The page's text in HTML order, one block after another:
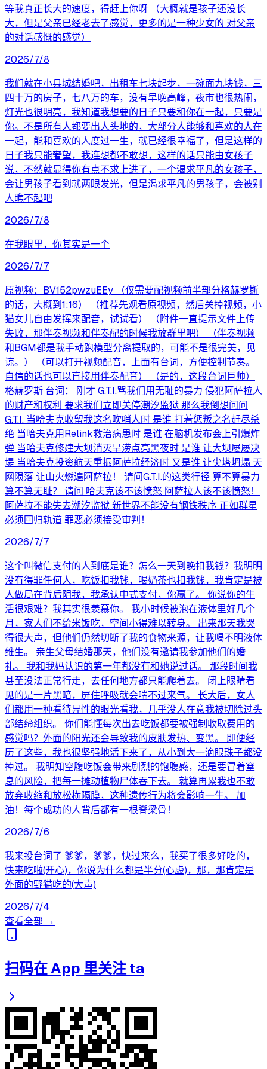
等我真正长大的速度，得赶上你呀 （大概就是孩子还没长
大，但是父亲已经老去了感觉，更多的是一种少女的 对父亲
的对话感慨的感觉）
2026/7/8
我们就在小县城结婚吧，出租车七块起步，一碗面九块钱，三
四十万的房子，七八万的车，没有早晚高峰，夜市也很热闹，
灯光也很明亮，我知道我想要的日子只要和你在一起，只要是
你。不是所有人都要出人头地的，大部分人能够和喜欢的人在
一起，能和喜欢的人度过一生，就已经很幸福了，但是这样的
日子我只能奢望，我连想都不敢想，这样的话只能由女孩子
说，不然就显得你有点不求上进了，一个渴求平凡的女孩子，
会让男孩子看到就两眼发光，但是渴求平凡的男孩子，会被别
人瞧不起吧
2026/7/8
在我眼里，你其实是一个
2026/7/7
原视频：BV152pwzuEEy （仅需要配视频前半部分格赫罗斯
的话，大概到1:16） （推荐先观看原视频，然后关掉视频，小
猫女儿自由发挥来配音，试试看） （附件一直提示文件上传
失败，那伴奏视频和伴奏配的时候我放群里吧） （伴奏视频
和BGM都是我手动跑模型分离提取的，可能不是很完美，见
谅。） （可以打开视频配音，上面有台词，方便控制节奏。
自信的话也可以直接用伴奏配音） （是的，这段台词巨帅）
格赫罗斯 台词： 刚才 G.T.I.骂我们用无耻的暴力 侵犯阿萨拉人
的财产和权利 要求我们立即关停潮汐监狱 那么我倒想问问
G.T.I. 当哈夫克收留我这名吹哨人时 是谁 打着惩叛之名赶尽杀
绝 当哈夫克用Relink救治病患时 是谁 在脑机发布会上引爆炸
弹 当哈夫克修建大坝消灭旱涝点亮黑夜时 是谁 让大坝屡屡决
堤 当哈夫克投资航天重振阿萨拉经济时 又是谁 让尖塔坍塌 天
网陨落 让山火燃遍阿萨拉！ 请问G.T.I.的这类行径 算不算暴力
算不算无耻？ 请问 哈夫克该不该愤怒 阿萨拉人该不该愤怒！
阿萨拉不能失去潮汐监狱 新世界不能没有钢铁秩序 正如群星
必须回归轨道 罪恶必须接受审判！
2026/7/7
这个叫微信支付的人到底是谁？怎么一天到晚扣我钱？我明明
没有得罪任何人，吃饭扣我钱，喝奶茶也扣我钱，我肯定是被
人做局在背后阴我，我承认中式支付，你赢了。 你说你的生
活很艰难？我其实很羡慕你。 我小时候被泡在液体里好几个
月，家人们不给米饭吃，空间小得难以转身。 出来那天我哭
得很大声，但他们仍然切断了我的食物来源，让我喝不明液体
维生。 亲生父母结婚那天，他们没有邀请我参加他们的婚
礼。 我和我妈认识的第一年都没有和她说过话。 那段时间我
甚至没法正常行走，去任何地方都只能爬着去。 闭上眼睛看
见的是一片黑暗，屏住呼吸就会喘不过来气。 长大后，女人
们都用一种看待异性的眼光看我，几乎没人在意我被切除过头
部结缔组织。 你们能懂每次出去吃饭都要被强制收取费用的
感觉吗？外面的阳光还会导致我的皮肤发热、变黑。 即便经
历了这些，我也很坚强地活下来了，从小到大一滴眼珠子都没
掉过。 我明知空腹吃饭会带来剧烈的饱腹感，还是要冒着窒
息的风险，把每一摊动植物尸体吞下去。 就算再累我也不敢
放弃收缩和放松横隔膜，这种遗传行为将会影响一生。 加
油！每个成功的人背后都有一根脊梁骨！
2026/7/6
我来投台词了 爹爹，爹爹，快过来么，我买了很多好吃的，
快来吃啦(开心)，你说为什么都是半分(心虚)，那，那肯定是
外面的野猫吃的(大声)
2026/7/4
查看全部 →
扫码在 App 里关注 ta